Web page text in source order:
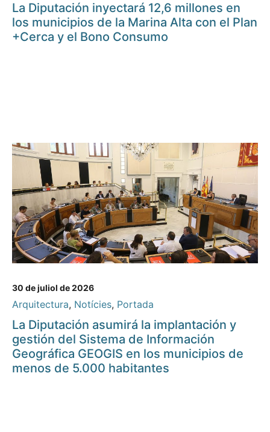
La Diputación inyectará 12,6 millones en
los municipios de la Marina Alta con el Plan
+Cerca y el Bono Consumo
30 de juliol de 2026
Arquitectura, Notícies, Portada
La Diputación asumirá la implantación y
gestión del Sistema de Información
Geográfica GEOGIS en los municipios de
menos de 5.000 habitantes